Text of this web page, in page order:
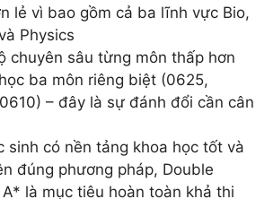
lẻ vì bao gồm cả ba lĩnh vực Bio,
Physics
chuyên sâu từng môn thấp hơn
ba môn riêng biệt (0625,
– đây là sự đánh đổi cần cân
sinh có nền tảng khoa học tốt và
đúng phương pháp, Double
là mục tiêu hoàn toàn khả thi